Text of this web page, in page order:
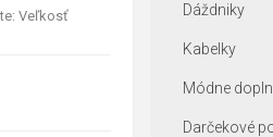
Veľkosť Dáždniky
Kabelky
Módne
Darčekové